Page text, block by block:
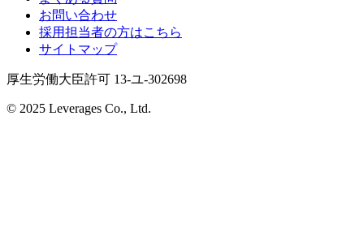
お問い合わせ
採用担当者の方はこちら
サイトマップ
厚生労働大臣許可 13-ユ-302698
© 2025 Leverages Co., Ltd.